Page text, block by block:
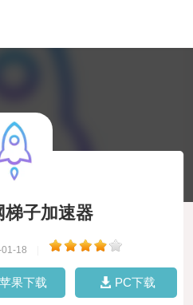
梯子加速器
18
苹果下载 PC下载